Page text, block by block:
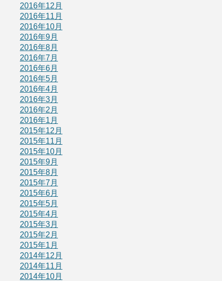
2016年12月
2016年11月
2016年10月
2016年9月
2016年8月
2016年7月
2016年6月
2016年5月
2016年4月
2016年3月
2016年2月
2016年1月
2015年12月
2015年11月
2015年10月
2015年9月
2015年8月
2015年7月
2015年6月
2015年5月
2015年4月
2015年3月
2015年2月
2015年1月
2014年12月
2014年11月
2014年10月